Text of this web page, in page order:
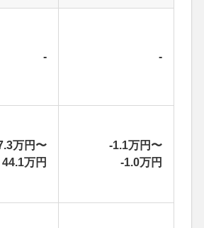
- -
万円〜
44.1万円
-1.1万円〜
-1.0万円